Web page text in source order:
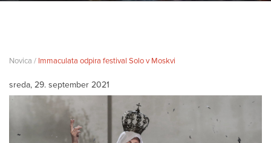
Novica / Immaculata odpira festival Solo v Moskvi
sreda, 29. september 2021